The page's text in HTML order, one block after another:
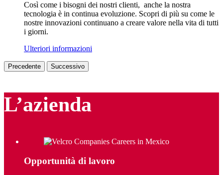
Così come i bisogni dei nostri clienti, anche la nostra
tecnologia è in continua evoluzione. Scopri di più su come le
nostre innovazioni continuano a creare valore nella vita di tutti
i giorni.
Ulteriori informazioni
Precedente Successivo
L’azienda
Opportunità di lavoro